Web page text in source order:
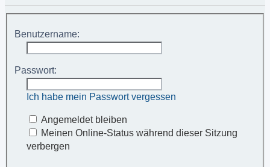
Benutzername:
Passwort:
Ich habe mein Passwort vergessen
Angemeldet bleiben
Meinen Online-Status während dieser Sitzung
verbergen